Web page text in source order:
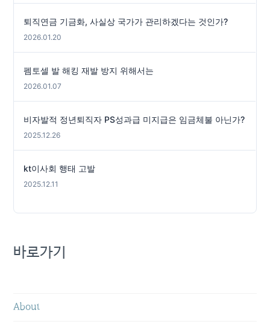
퇴직연금 기금화, 사실상 국가가 관리하겠다는 것인가?
2026.01.20
펨토셀 발 해킹 재발 방지 위해서는
2026.01.07
비자발적 정년퇴직자 PS성과급 미지급은 임금체불 아닌가?
2025.12.26
kt이사회 행태 고발
2025.12.11
바로가기
About